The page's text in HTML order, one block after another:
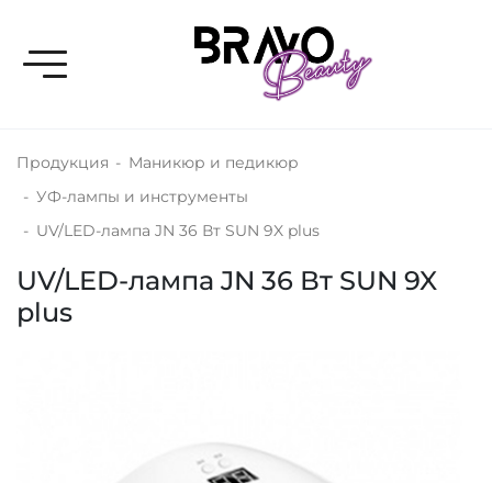
Toggle navigation
Продукция - Маникюр и педикюр
- УФ-лампы и инструменты
- UV/LED-лампа JN 36 Вт SUN 9X plus
UV/LED-лампа JN 36 Вт SUN 9X
plus